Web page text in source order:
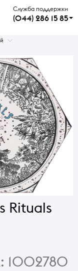
Служба поддержки
(044) 286 15 85
Rituals
1002780